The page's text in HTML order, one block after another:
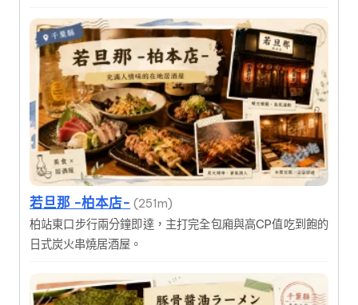
若旦那 -柏本店- (251m)
柏站東口步行兩分鐘即達，主打完全包廂與高CP值吃到飽的
日式炭火串燒居酒屋。